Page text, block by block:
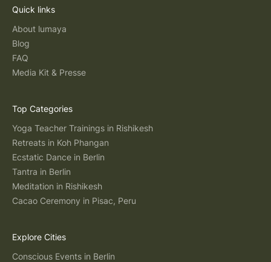
Quick links
About lumaya
Blog
FAQ
Media Kit & Presse
Top Categories
Yoga Teacher Trainings in Rishikesh
Retreats in Koh Phangan
Ecstatic Dance in Berlin
Tantra in Berlin
Meditation in Rishikesh
Cacao Ceremony in Pisac, Peru
Explore Cities
Conscious Events in Berlin